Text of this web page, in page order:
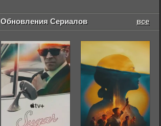
Обновления Сериалов все